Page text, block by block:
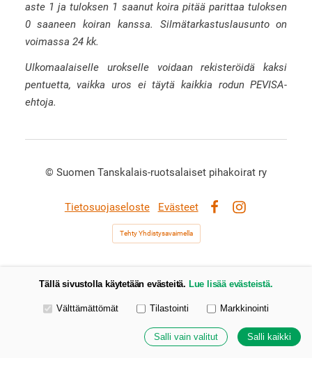
aste 1 ja tuloksen 1 saanut koira pitää parittaa tuloksen
0 saaneen koiran kanssa. Silmätarkastuslausunto on
voimassa 24 kk.
Ulkomaalaiselle urokselle voidaan rekisteröidä kaksi
pentuetta, vaikka uros ei täytä kaikkia rodun PEVISA-
ehtoja.
© Suomen Tanskalais-ruotsalaiset pihakoirat ry
Tietosuojaseloste
Evästeet
Tehty Yhdistysavaimella
Tällä sivustolla käytetään evästeitä. Lue lisää evästeistä.
Valitse käytettävät evästeet
Välttämättömät Tilastointi Markkinointi
Salli vain valitut Salli kaikki